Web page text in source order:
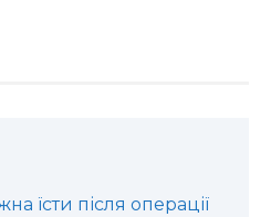
їсти після операції